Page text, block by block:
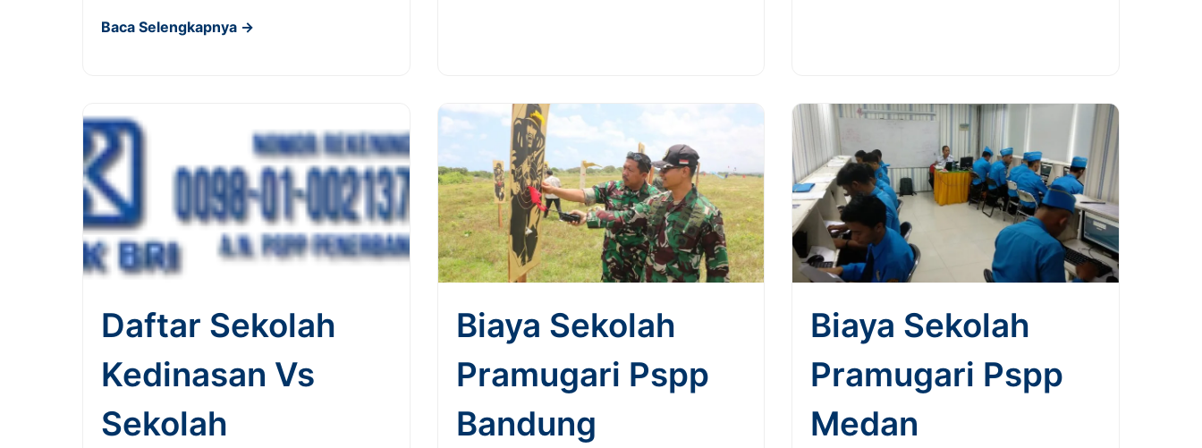
Baca Selengkapnya →
Daftar Sekolah
Kedinasan Vs
Sekolah
Biaya Sekolah
Pramugari Pspp
Bandung
Biaya Sekolah
Pramugari Pspp
Medan